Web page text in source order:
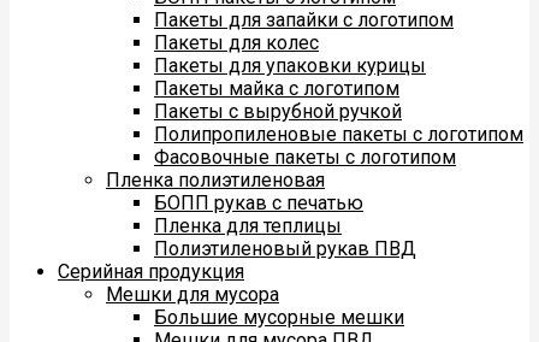
Пакеты для запайки с логотипом
Пакеты для колес
Пакеты для упаковки курицы
Пакеты майка с логотипом
Пакеты с вырубной ручкой
Полипропиленовые пакеты с логотипом
Фасовочные пакеты с логотипом
Пленка полиэтиленовая
БОПП рукав с печатью
Пленка для теплицы
Полиэтиленовый рукав ПВД
Серийная продукция
Мешки для мусора
Большие мусорные мешки